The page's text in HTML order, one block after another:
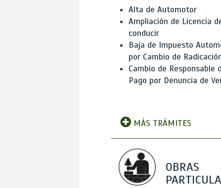
Alta de Automotor
Ampliación de Licencia
conducir
Baja de Impuesto
por Cambio de
Cambio de Responsable
Pago por Denuncia de
MÁS TRÁMITES
OBRAS